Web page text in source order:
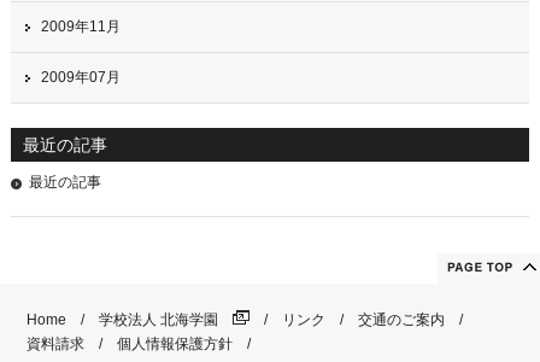
2009年11月
2009年07月
最近の記事
最近の記事
Home 学校法人 北海学園 リンク
交通のご案内
資料請求
個人情報保護方針